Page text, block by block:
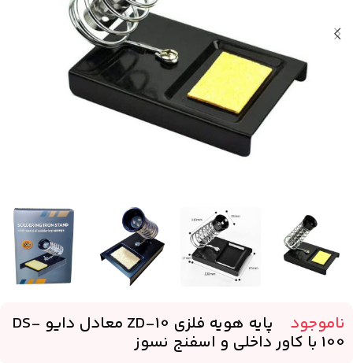
ناموجود پایه هویه فلزی ZD-10 معادل دایو DS-
100 با کاور داخلی و اسفنج نسوز